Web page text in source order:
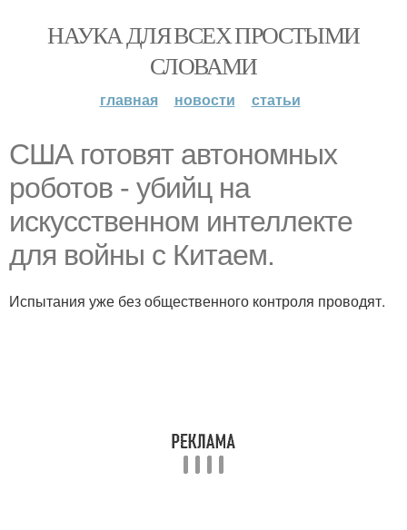
НАУКА ДЛЯ ВСЕХ ПРОСТЫМИ
СЛОВАМИ
главная новости статьи
США готовят автономных
роботов - убийц на
искусственном интеллекте
для войны с Китаем.
Испытания уже без общественного контроля проводят.